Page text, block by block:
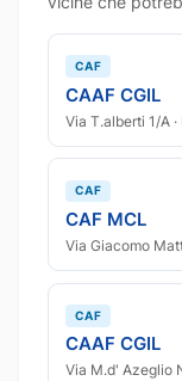
CAF
CAAF CGIL
Via T.alberti 1/A
CAF
CAF MCL
Via Giacomo
CAF
CAAF CGIL
Via M.d' Azeglio